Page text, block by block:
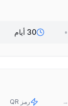
• 30 أيام
→ رمز QR